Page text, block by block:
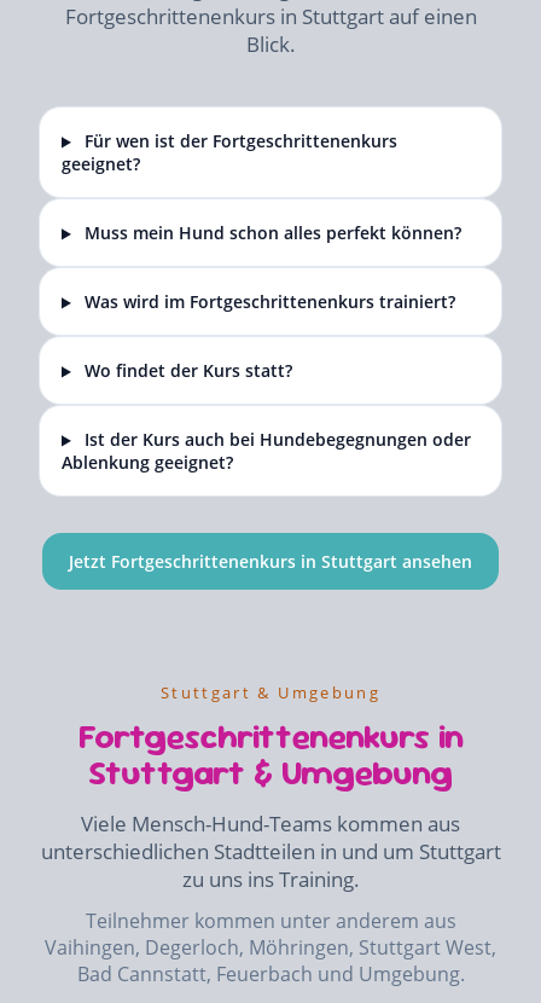
Fortgeschrittenenkurs in Stuttgart auf einen
Blick.
Für wen ist der Fortgeschrittenenkurs
geeignet?
Muss mein Hund schon alles perfekt können?
Was wird im Fortgeschrittenenkurs trainiert?
Wo findet der Kurs statt?
Ist der Kurs auch bei Hundebegegnungen oder
Ablenkung geeignet?
Jetzt Fortgeschrittenenkurs in Stuttgart ansehen
Stuttgart & Umgebung
Fortgeschrittenenkurs in
Stuttgart & Umgebung
Viele Mensch-Hund-Teams kommen aus
unterschiedlichen Stadtteilen in und um Stuttgart
zu uns ins Training.
Teilnehmer kommen unter anderem aus
Vaihingen, Degerloch, Möhringen, Stuttgart West,
Bad Cannstatt, Feuerbach und Umgebung.